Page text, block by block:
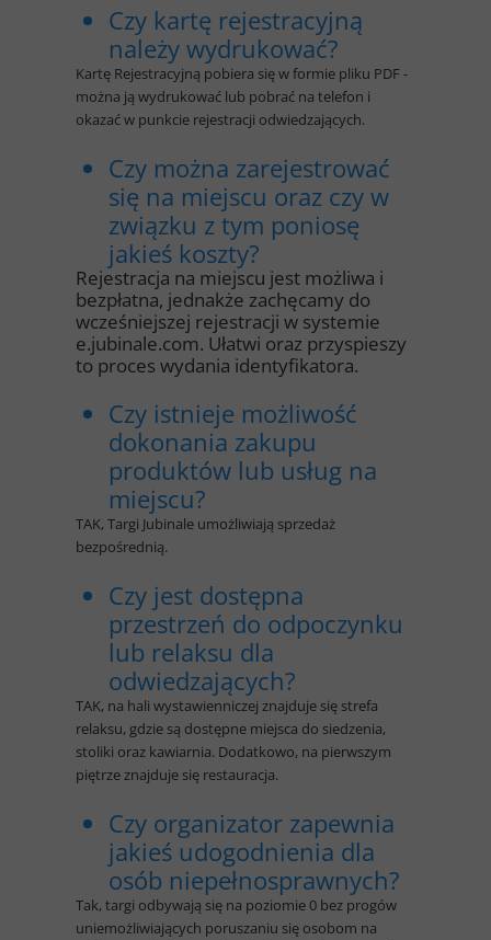
Czy kartę rejestracyjną
należy wydrukować?
Kartę Rejestracyjną pobiera się w formie pliku PDF -
można ją wydrukować lub pobrać na telefon i
okazać w punkcie rejestracji odwiedzających.
Czy można zarejestrować
się na miejscu oraz czy w
związku z tym poniosę
jakieś koszty?
Rejestracja na miejscu jest możliwa i
bezpłatna, jednakże zachęcamy do
wcześniejszej rejestracji w systemie
e.jubinale.com. Ułatwi oraz przyspieszy
to proces wydania identyfikatora.
Czy istnieje możliwość
dokonania zakupu
produktów lub usług na
miejscu?
TAK, Targi Jubinale umożliwiają sprzedaż
bezpośrednią.
Czy jest dostępna
przestrzeń do odpoczynku
lub relaksu dla
odwiedzających?
TAK, na hali wystawienniczej znajduje się strefa
relaksu, gdzie są dostępne miejsca do siedzenia,
stoliki oraz kawiarnia. Dodatkowo, na pierwszym
piętrze znajduje się restauracja.
Czy organizator zapewnia
jakieś udogodnienia dla
osób niepełnosprawnych?
Tak, targi odbywają się na poziomie 0 bez progów
uniemożliwiających poruszaniu się osobom na